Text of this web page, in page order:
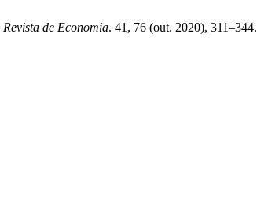
Revista de Economia. 41, 76 (out. 2020), 311–344.